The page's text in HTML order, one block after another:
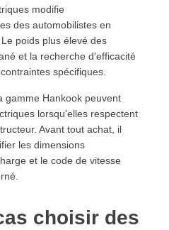
modifie
des automobilistes en
poids plus élevé des
et la recherche d'efficacité
spécifiques.
gamme Hankook peuvent
lorsqu'elles respectent
Avant tout achat, il
les dimensions
et le code de vitesse
choisir des